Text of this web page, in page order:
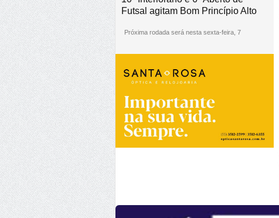
Futsal agitam Bom Princípio Alto
Próxima rodada será nesta sexta-feira, 7